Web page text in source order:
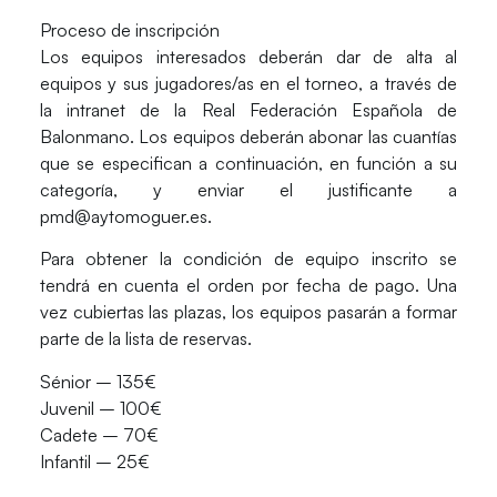
Proceso de inscripción
Los equipos interesados deberán dar de alta al
equipos y sus jugadores/as en el torneo, a través de
la intranet de la Real Federación Española de
Balonmano. Los equipos deberán abonar las cuantías
que se especifican a continuación, en función a su
categoría, y enviar el justificante a
pmd@aytomoguer.es.
Para obtener la condición de equipo inscrito se
tendrá en cuenta el orden por fecha de pago. Una
vez cubiertas las plazas, los equipos pasarán a formar
parte de la lista de reservas.
Sénior – 135€
Juvenil – 100€
Cadete – 70€
Infantil – 25€